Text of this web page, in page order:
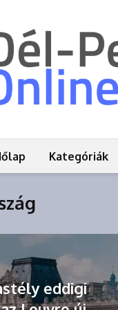
Kategóriák
eddigi